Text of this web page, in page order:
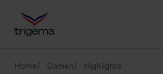
Home Damen Highlights